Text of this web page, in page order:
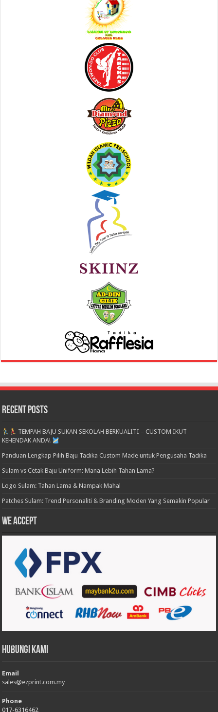
Recent Posts
TEMPAH BAJU SUKAN SEKOLAH BERKUALITI – CUSTOM IKUT
KEHENDAK ANDA!
Panduan Lengkap Pilih Baju Tadika Custom Made untuk Pengusaha Tadika
Sulam vs Cetak Baju Uniform: Mana Lebih Tahan Lama?
Logo Sulam: Tahan Lama & Nampak Mahal
Patches Sulam: Trend Personaliti & Branding Moden Yang Semakin Popular
We accept
Hubungi Kami
Email
sales@ezprint.com.my
Phone
017-6316462